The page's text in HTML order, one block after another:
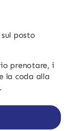
posto
prenotare, i
la coda alla